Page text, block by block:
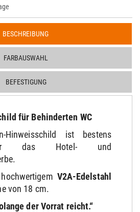
BESCHREIBUNG
FARBAUSWAHL
BEFESTIGUNG
für Behinderten WC
Hinweisschild ist bestens
das Hotel- und
V2A-Edelstahl
von 18 cm.
der Vorrat reicht.“